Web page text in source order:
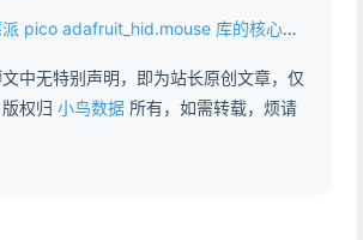
库的核心命令 - https://www.abddb.com/Core_commands_of_the_adafruit_hid_mouse_library.html
中无特别声明，即为站长原创文章，仅
权归 小鸟数据 所有，如需转载，烦请